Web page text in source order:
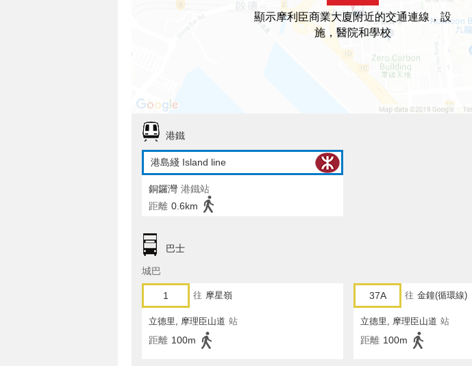
顯示摩利臣商業大廈附近的交通連線，設
施，醫院和學校
港鐵
港島綫 Island line
銅鑼灣 港鐵站
距離 0.6km
巴士
城巴
1 往 摩星嶺
立德里, 摩理臣山道 站
距離 100m
37A 往 金鐘(循環線)
立德里, 摩理臣山道 站
距離 100m